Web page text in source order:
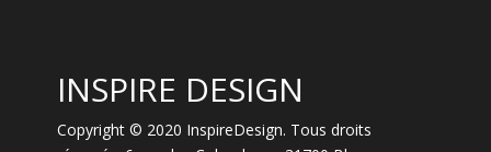
INSPIRE DESIGN
Copyright © 2020 InspireDesign. Tous droits